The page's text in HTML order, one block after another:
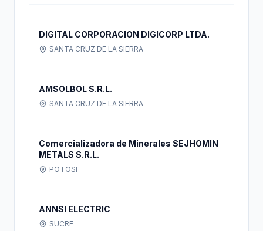
DIGITAL CORPORACION DIGICORP LTDA.
SANTA CRUZ DE LA SIERRA
AMSOLBOL S.R.L.
SANTA CRUZ DE LA SIERRA
Comercializadora de Minerales SEJHOMIN
METALS S.R.L.
POTOSI
ANNSI ELECTRIC
SUCRE